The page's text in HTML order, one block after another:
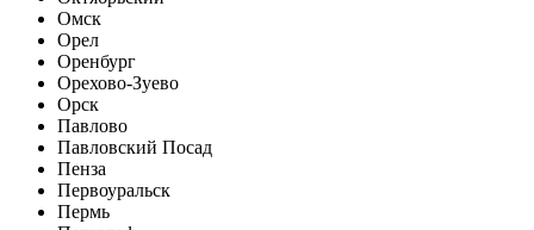
Омск
Орел
Оренбург
Орехово-Зуево
Орск
Павлово
Павловский Посад
Пенза
Первоуральск
Пермь